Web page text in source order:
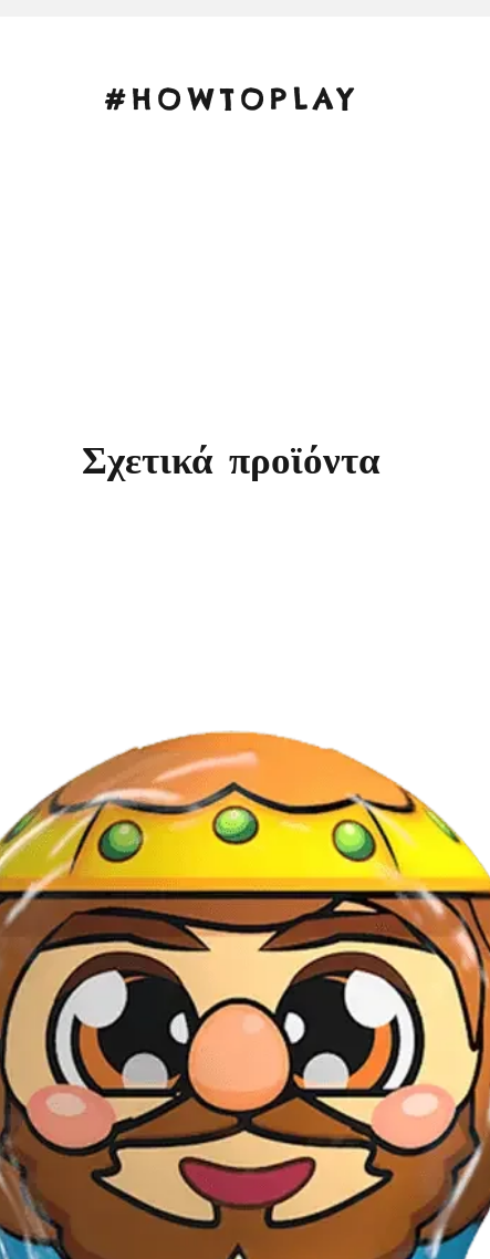
#HOWTOPLAY
Σχετικά προϊόντα